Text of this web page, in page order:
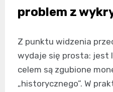
problem z
Z punktu widzenia
wydaje się prosta: jest
celem są zgubione
„historycznego”. W